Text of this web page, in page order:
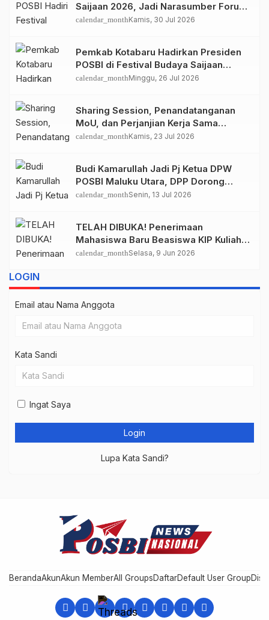
Saijaan 2026, Jadi Narasumber Forum
Diskusi Budaya Bajau Samah
calendar_monthKamis, 30 Jul 2026
Pemkab Kotabaru Hadirkan Presiden
POSBI di Festival Budaya Saijaan
2026, Perkuat Pelestarian Budaya
calendar_monthMinggu, 26 Jul 2026
Sharing Session, Penandatanganan
MoU, dan Perjanjian Kerja Sama
INSTITUT STIAMI (PUSAT) dan POSBI
Bajau
calendar_monthKamis, 23 Jul 2026
Budi Kamarullah Jadi Pj Ketua DPW
POSBI Maluku Utara, DPP Dorong
Pembentukan Kepengurusan hingga
calendar_monthSenin, 13 Jul 2026
TELAH DIBUKA! Penerimaan
Mahasiswa Baru Beasiswa KIP Kuliah
Tujuan Jakarta Jalur POSBI dan Bajau
calendar_monthSelasa, 9 Jun 2026
LOGIN
Email atau Nama Anggota
Kata Sandi
Ingat Saya
Lupa Kata Sandi?
BerandaAkunAkun MemberAll GroupsDaftarDefault User Group